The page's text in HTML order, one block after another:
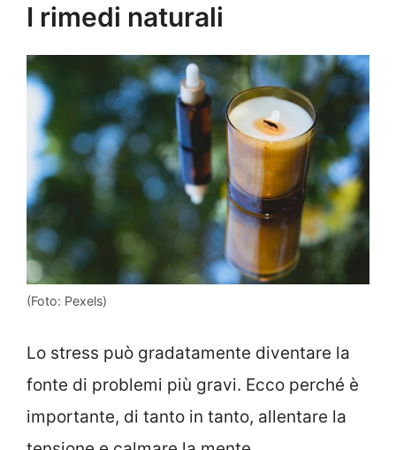
I rimedi naturali
(Foto: Pexels)
Lo stress può gradatamente diventare la
fonte di problemi più gravi. Ecco perché è
importante, di tanto in tanto, allentare la